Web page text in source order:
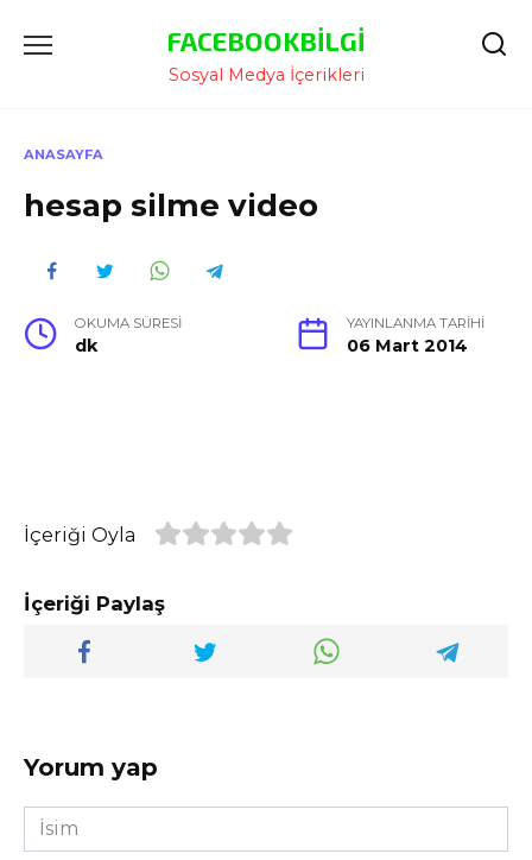
Atla
FACEBOOKBILGI
Sosyal Medya İçerikleri
ANASAYFA
hesap silme video
OKUMA SÜRESI
dk
YAYINLANMA TARIHI
06 Mart 2014
İçeriği Oyla
İçeriği Paylaş
Yorum yap
İsim
*